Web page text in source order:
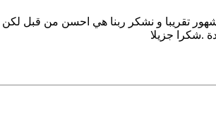
هاشم اختي اصيبت بمكروب في المعدة من 4 شهور تقريبا و
.شكرا جزيلا